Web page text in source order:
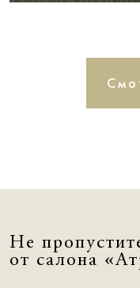
Не
от салона